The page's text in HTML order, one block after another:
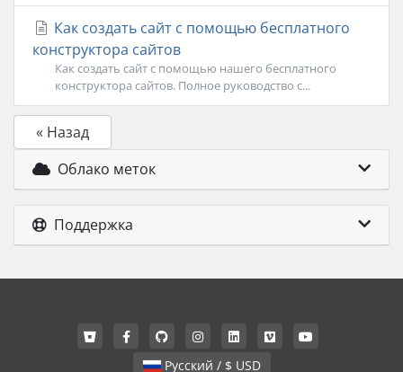
Как создать сайт с помощью бесплатного
конструктора сайтов
Как создать сайт с помощью нашего бесплатного
конструктора сайтов. Полное руководство с...
« Назад
Облако меток
Поддержка
Русский / $ USD